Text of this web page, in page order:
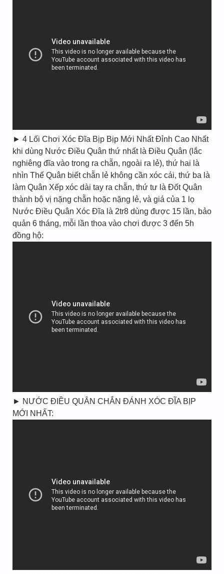
► 4 Lối Chơi Xóc Đĩa Bịp Bịp Mới Nhất Đỉnh Cao Nhất
khi dùng Nước Điều Quân thứ nhất là Điều Quân (lắc
nghiêng đĩa vào trong ra chẵn, ngoài ra lẻ), thứ hai là
nhìn Thế Quân biết chẵn lẻ không cần xóc cái, thứ ba là
làm Quân Xếp xóc dài tay ra chẵn, thứ tư là Đốt Quân
thành bộ vị nặng chẵn hoặc nặng lẻ, và giá của 1 lọ
Nước Điều Quân Xóc Đĩa là 2tr8 dùng được 15 lần, bảo
quản 6 tháng, mỗi lần thoa vào chơi được 3 đến 5h
đồng hộ:
► NƯỚC ĐIỀU QUÂN CHẮN ĐÁNH XÓC ĐĨA BỊP
MỚI NHẤT: